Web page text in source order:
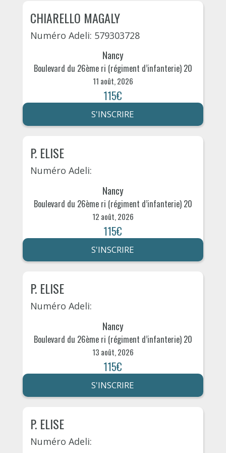
CHIARELLO MAGALY
Numéro Adeli: 579303728
Nancy
Boulevard du 26ème ri (régiment d’infanterie) 20
11 août, 2026
115€
S'INSCRIRE
P. ELISE
Numéro Adeli:
Nancy
Boulevard du 26ème ri (régiment d’infanterie) 20
12 août, 2026
115€
S'INSCRIRE
P. ELISE
Numéro Adeli:
Nancy
Boulevard du 26ème ri (régiment d’infanterie) 20
13 août, 2026
115€
S'INSCRIRE
P. ELISE
Numéro Adeli: